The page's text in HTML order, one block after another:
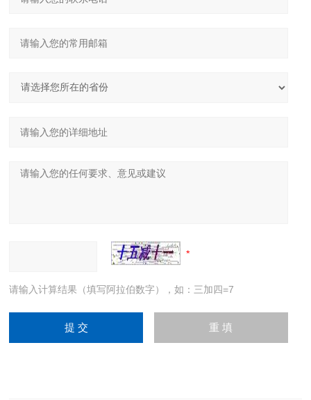
请输入计算结果（填写阿拉伯数字），如：三加四=7